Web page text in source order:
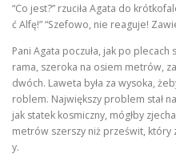
“Co jest?” rzuciła Agata do
ć Alfę!” “Szefowo, nie reaguje!
Pani Agata poczuła, jak po
rama, szeroka na osiem metrów,
dwóch. Laweta była za wysoka,
roblem. Największy problem stał
jak statek kosmiczny, mógłby
metrów szerszy niż prześwit, który
y.